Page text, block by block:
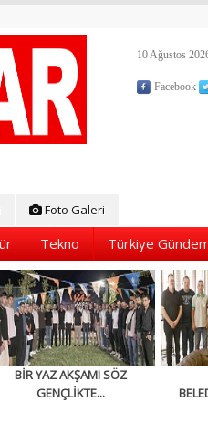
10 Ağustos
Facebook
Foto Galeri
Tekno Türkiye
BİR YAZ AKŞAMI SÖZ
GENÇLİKTE...